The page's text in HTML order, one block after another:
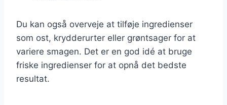
Du kan også overveje at tilføje ingredienser
som ost, krydderurter eller grøntsager for at
variere smagen. Det er en god idé at bruge
friske ingredienser for at opnå det bedste
resultat.